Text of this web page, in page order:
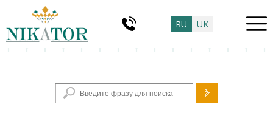
RU UK
Форма поиска